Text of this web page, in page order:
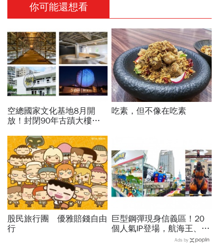
你可能還想看
空總國家文化基地8月開
放！封閉90年古蹟大樓打
2026」這天登場，16件作
品必看
吃素，但不像在吃素
股民旅行團 優雅賠錢自由
行
巨型鋼彈現身信義區！20
個人氣IP登場，航海王、哥
吉拉、七龍珠、寶可夢…盤
Ads by